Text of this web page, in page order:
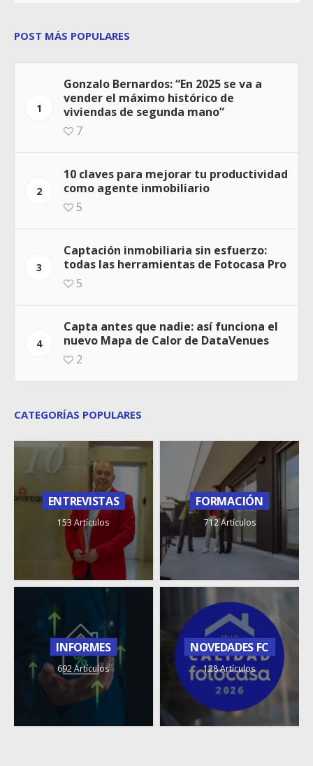
POST MÁS POPULARES
1
Gonzalo Bernardos: “En 2025 se va a
vender el máximo histórico de
viviendas de segunda mano”
7
2
10 claves para mejorar tu productividad
como agente inmobiliario
5
3
Captación inmobiliaria sin esfuerzo:
todas las herramientas de Fotocasa Pro
5
4
Capta antes que nadie: así funciona el
nuevo Mapa de Calor de DataVenues
2
CATEGORÍAS POPULARES
ENTREVISTAS
153 Artículos
FORMACIÓN
712 Artículos
INFORMES
692 Artículos
NOVEDADES FC
128 Artículos